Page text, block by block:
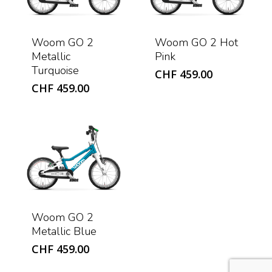
Woom GO 2
Metallic
Turquoise
CHF459.00
Woom GO 2 Hot
Pink
CHF 459.00
Woom GO 2
Metallic Blue
CHF459.00